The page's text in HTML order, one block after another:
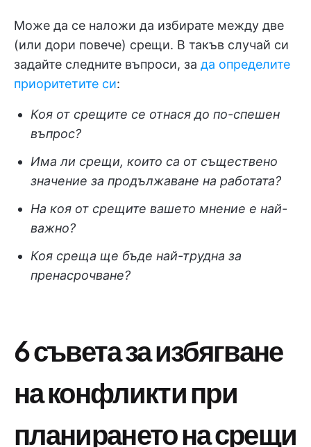
Може да се наложи да избирате между две
(или дори повече) срещи. В такъв случай си
задайте следните въпроси, за да определите
приоритетите си:
Коя от срещите се отнася до по-спешен
въпрос?
Има ли срещи, които са от съществено
значение за продължаване на работата?
На коя от срещите вашето мнение е най-
важно?
Коя среща ще бъде най-трудна за
пренасрочване?
6 съвета за избягване
на конфликти при
планирането на срещи